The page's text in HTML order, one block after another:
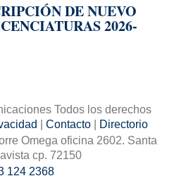
DE NUEVO
2026-
Todos los derechos
Contacto
Directorio
Omega oficina 2602. Santa
cp. 72150
124 2368